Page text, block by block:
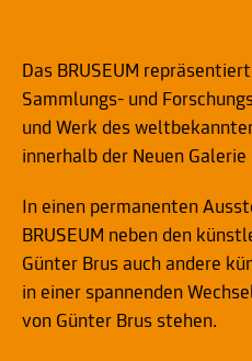
Das BRUSEUM
Sammlungs- und
und Werk des
innerhalb der Neuen Galerie
In einen permanenten
BRUSEUM neben den
Günter Brus auch andere
in einer spannenden
von Günter Brus stehen.